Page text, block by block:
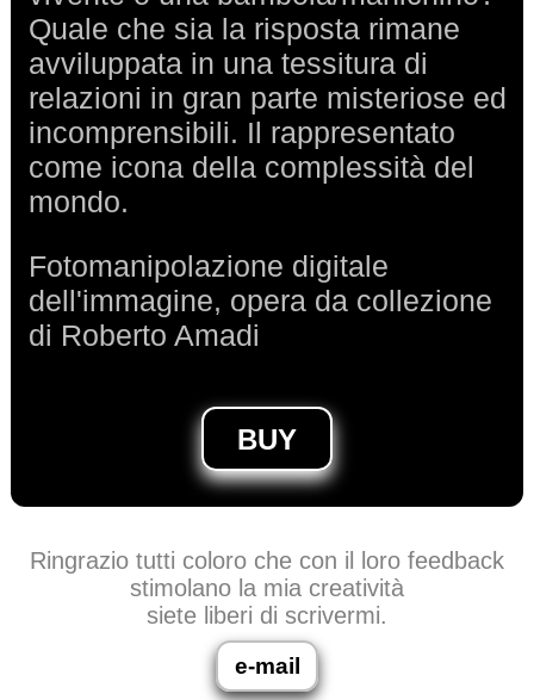
Quale che sia la risposta rimane
avviluppata in una tessitura di
relazioni in gran parte misteriose ed
incomprensibili. Il rappresentato
come icona della complessità del
mondo.
Fotomanipolazione digitale
dell'immagine, opera da collezione
di Roberto Amadi
BUY
Ringrazio tutti coloro che con il loro feedback
stimolano la mia creatività
siete liberi di scrivermi.
e-mail